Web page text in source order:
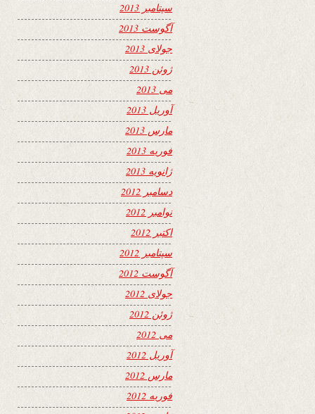
سپتامبر 2013
آگوست 2013
جولای 2013
ژوئن 2013
می 2013
آوریل 2013
مارس 2013
فوریه 2013
ژانویه 2013
دسامبر 2012
نوامبر 2012
اکتبر 2012
سپتامبر 2012
آگوست 2012
جولای 2012
ژوئن 2012
می 2012
آوریل 2012
مارس 2012
فوریه 2012